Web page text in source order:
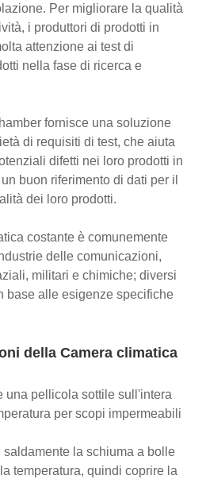
Per migliorare la qualità
i produttori di prodotti in
attenzione ai test di
nella fase di ricerca e
fornisce una soluzione
di requisiti di test, che aiuta
difetti nei loro prodotti in
buon riferimento di dati per il
dei loro prodotti.
costante è comunemente
delle comunicazioni,
militari e chimiche; diversi
base alle esigenze specifiche
della Camera climatica
una pellicola sottile sull'intera
per scopi impermeabili
la schiuma a bolle
temperatura, quindi coprire la